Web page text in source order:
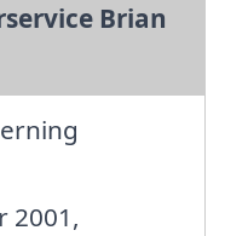
Brian
2001,